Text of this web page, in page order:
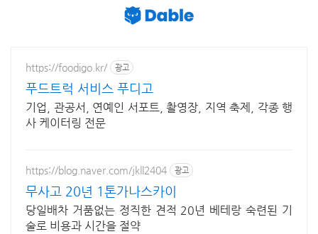
https://foodigo.kr/ 광고
푸드트럭 서비스 푸디고
기업, 관공서, 연예인 서포트, 촬영장, 지역 축제, 각종 행
사 케이터링 전문
https://blog.naver.com/jkll2404 광고
무사고 20년 1톤가나스카이
당일배차 거품없는 정직한 견적 20년 베테랑 숙련된 기
술로 비용과 시간을 절약